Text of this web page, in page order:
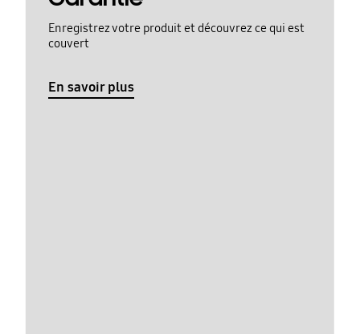
Enregistrez votre produit et découvrez ce qui est
couvert
En savoir plus